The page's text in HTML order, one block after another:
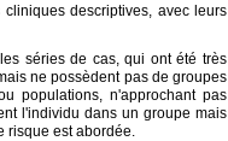
descriptives, avec leurs
séries de cas, qui ont été très
ne possèdent pas de groupes
populations, n'approchant pas
l'individu dans un groupe mais
risque est abordée.